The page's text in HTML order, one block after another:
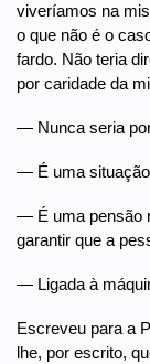
viveríamos na
o que não é o
fardo. Não teria
por caridade da
— Nunca seria
— É uma situação
— É uma pensão
garantir que a
— Ligada à
Escreveu para a
lhe, por escrito,